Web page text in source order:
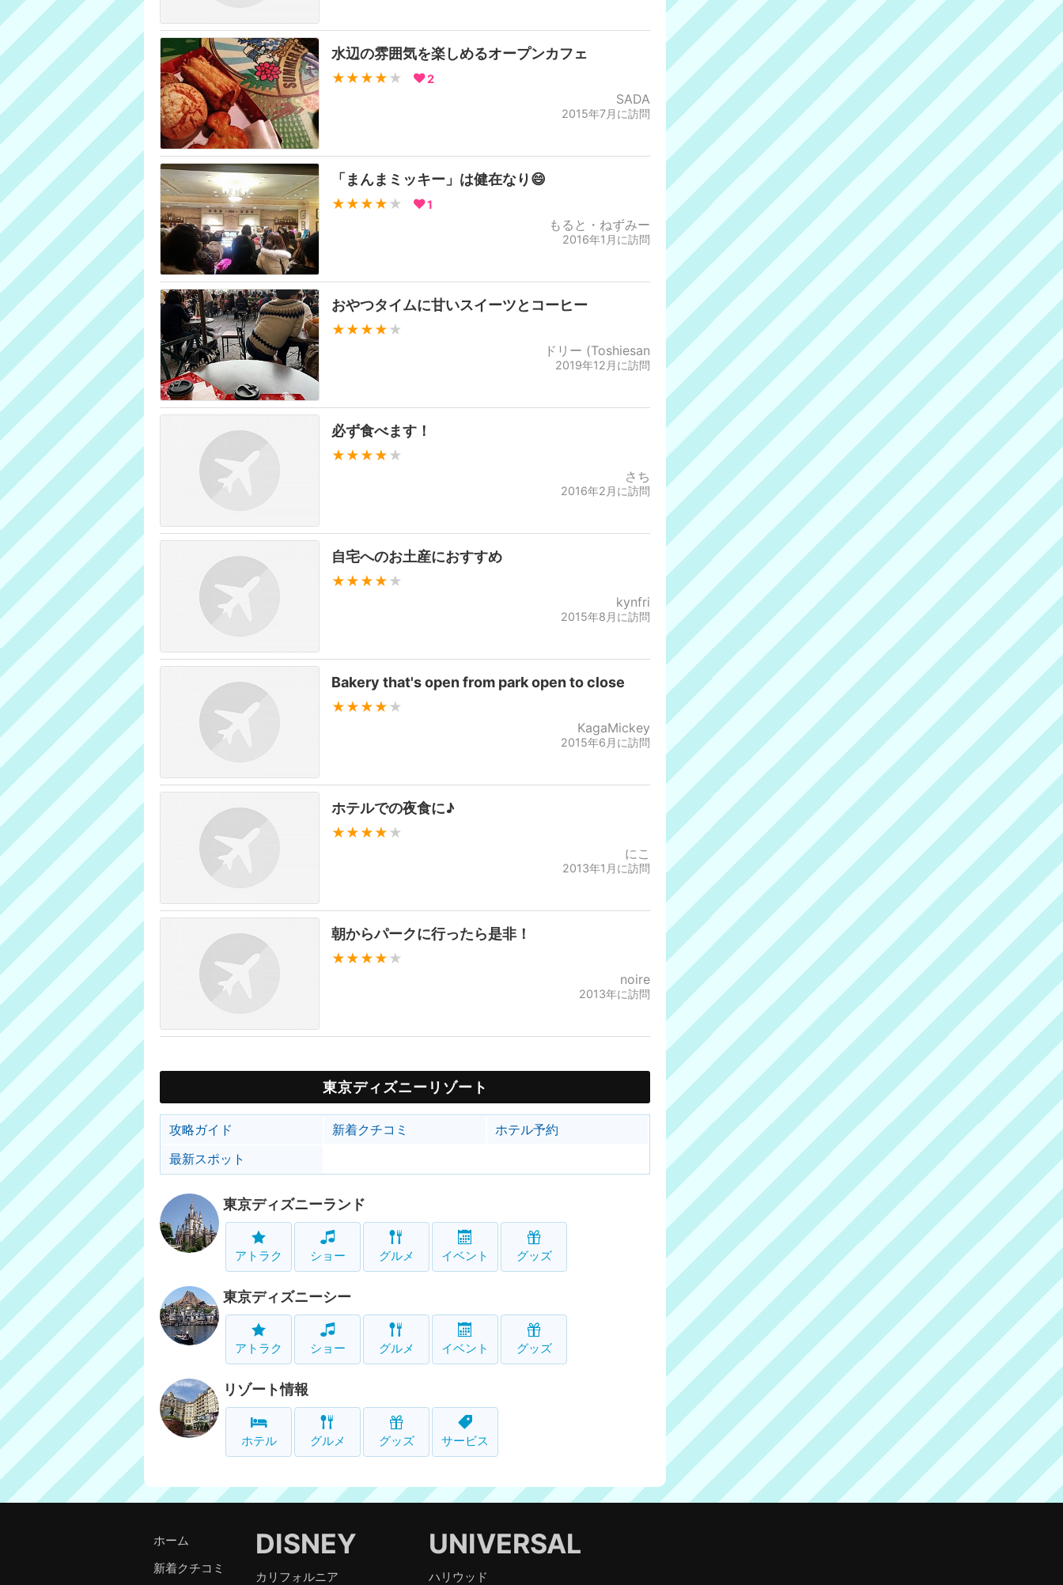
水辺の雰囲気を楽しめるオープンカフェ
★★★★ ★ 2
SADA
2015年7月に訪問
「まんまミッキー」は健在なり😄
★★★★ ★ 1
もると・ねずみー
2016年1月に訪問
おやつタイムに甘いスイーツとコーヒー
★★★★ ★
ドリー (Toshiesan
2019年12月に訪問
必ず食べます！
★★★★ ★
さち
2016年2月に訪問
自宅へのお土産におすすめ
★★★★ ★
kynfri
2015年8月に訪問
Bakery that's open from park open to close
★★★★ ★
KagaMickey
2015年6月に訪問
ホテルでの夜食に♪
★★★★ ★
にこ
2013年1月に訪問
朝からパークに行ったら是非！
★★★★ ★
noire
2013年に訪問
東京ディズニーリゾート
攻略ガイド 新着クチコミ
ホテル予約
最新スポット
東京ディズニーランド
アトラク ショー グルメ イベント グッズ
東京ディズニーシー
アトラク ショー グルメ イベント グッズ
リゾート情報
ホテル グルメ グッズ サービス
ホーム
新着クチコミ
DISNEY
カリフォルニア
UNIVERSAL
ハリウッド